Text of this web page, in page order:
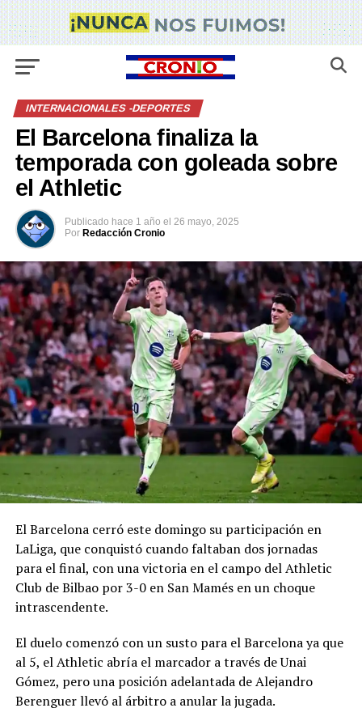
INTERNACIONALES -DEPORTES
El Barcelona finaliza la
temporada con goleada sobre
el Athletic
Publicado hace 1 año el 26 mayo, 2025
Por Redacción Cronio
El Barcelona cerró este domingo su participación en
LaLiga, que conquistó cuando faltaban dos jornadas
para el final, con una victoria en el campo del Athletic
Club de Bilbao por 3-0 en San Mamés en un choque
intrascendente.
El duelo comenzó con un susto para el Barcelona ya que
al 5, el Athletic abría el marcador a través de Unai
Gómez, pero una posición adelantada de Alejandro
Berenguer llevó al árbitro a anular la jugada.